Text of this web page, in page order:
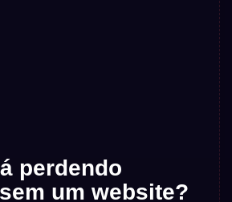
perdendo
um website?